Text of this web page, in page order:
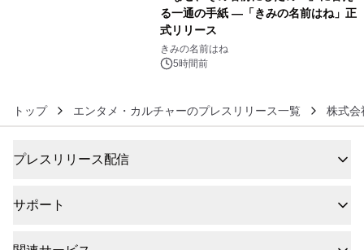
る一通の手紙 ―「きみの名前はね」正
式リリース
きみの名前はね
5時間前
トップ エンタメ・カルチャーのプレスリリース一覧 株式会
プレスリリース配信
サポート